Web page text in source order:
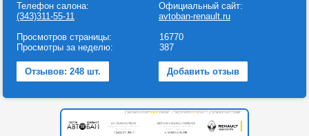
Телефон салона:
(343)311-55-11
Официальный сайт:
avtoban-renault.ru
Просмотров страницы:
Просмотры за неделю:
16770
387
Отзывов: 248 шт. Добавить отзыв